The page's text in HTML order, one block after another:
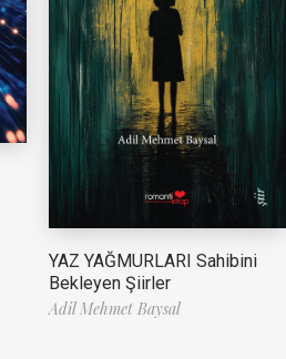
YAZ YAĞMURLARI Sahibini
Bekleyen Şiirler
Adil Mehmet Baysal